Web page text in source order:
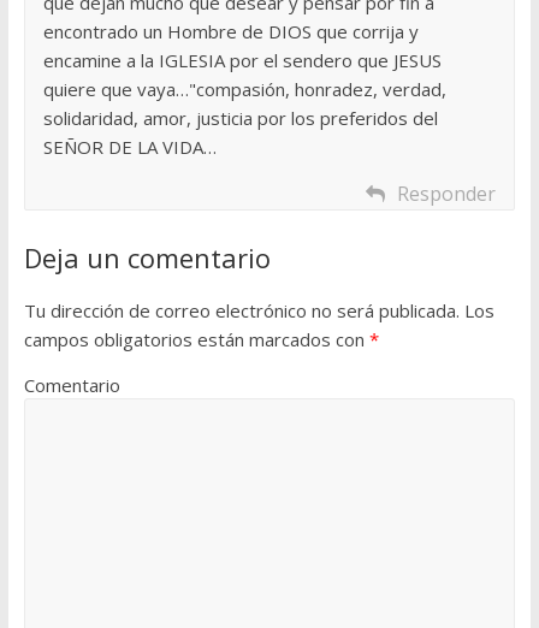
encontrado un Hombre de DIOS que corrija y
encamine a la IGLESIA por el sendero que JESUS
quiere que vaya…"compasión, honradez, verdad,
solidaridad, amor, justicia por los preferidos del
SEÑOR DE LA VIDA…
Responder
Deja un comentario
Tu dirección de correo electrónico no será publicada. Los
campos obligatorios están marcados con *
Comentario